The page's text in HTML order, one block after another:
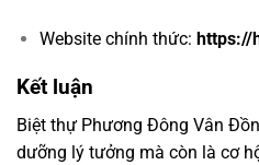
Website chính thức: https://
Kết luận
Biệt thự Phương Đông Vân
dưỡng lý tưởng mà còn là cơ